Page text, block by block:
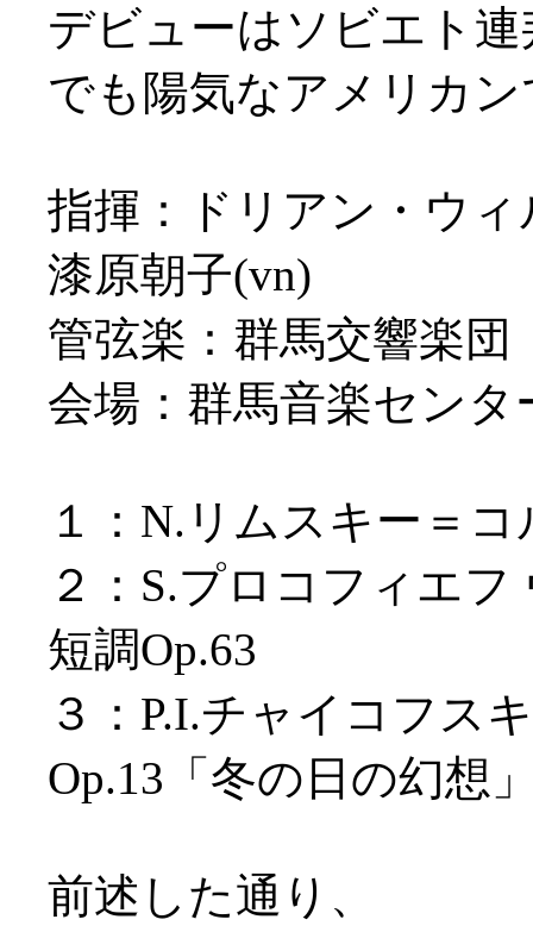
デビューはソビエト
でも陽気なアメリカ
指揮：ドリアン・ウィ
漆原朝子(vn)
管弦楽：群馬交響楽団
会場：群馬音楽センタ
１：N.リムスキー＝
２：S.プロコフィエ
短調Op.63
３：P.I.チャイコフス
Op.13「冬の日の幻想
前述した通り、